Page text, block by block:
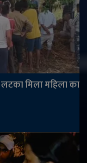
मिला महिला का